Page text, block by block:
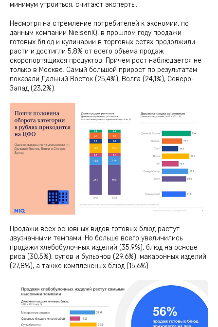
минимум утроиться, считают эксперты.
Несмотря на стремление потребителей к экономии, по
данным компании NielsenIQ, в прошлом году продажи
готовых блюд и кулинарии в торговых сетях продолжили
расти и достигли 5,8% от всего объема продаж
скоропортящихся продуктов. Причем рост наблюдается не
только в Москве. Самый большой прирост по результатам
показали Дальний Восток (25,4%), Волга (24,1%), Северо-
Запад (23,2%).
Продажи всех основных видов готовых блюд растут
двузначными темпами. Но больше всего увеличились
продажи хлебобулочных изделий (35,9%), блюд на основе
риса (30,5%), супов и бульонов (29,6%), макаронных изделий
(27,8%), а также комплексных блюд (15,6%).